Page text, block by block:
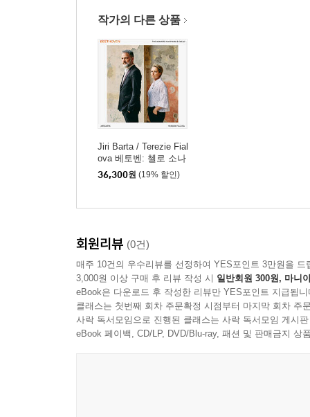
작가의 다른 상품
Jiri Barta / Terezie Fial
ova 베토벤: 첼로 소나
타 1-5번 (Beethoven: T
he Sonatas for Piano a
36,300원 (19% 할인)
회원리뷰 (0건)
매주 10건의 우수리뷰를 선정하여 YES포인트 3만원을 드
3,000원 이상 구매 후 리뷰 작성 시 일반회원 300원, 마니
eBook은 다운로드 후 작성한 리뷰만 YES포인트 지급됩니
클래스는 첫번째 회차 주문확정 시점부터 마지막 회차 주
사락 독서모임으로 진행된 클래스는 사락 독서모임 게시
eBook 페이백, CD/LP, DVD/Blu-ray, 패션 및 판매금지 상